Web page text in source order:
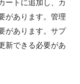
ートに追加し、カ
があります。管理
があります。サプ
新できる必要があ